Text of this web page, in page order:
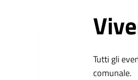
Tutti gli
comunale.